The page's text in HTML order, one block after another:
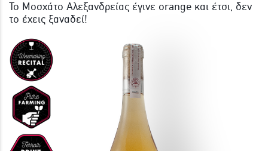
ΕΙΣΟΔΟΣ
ΕΙΣΟΔΟΣ ΜΕ FACEBOOK
ΕΚΠΛΗΚΤΙΚΑ ΚΡΑΣΙΑ ΑΠΟ ΟΛΟ ΤΟΝ ΚΟΣΜΟ ΣΤΗΝ ΠΟΡΤΑ ΣΟΥ ΣΕ
ΜΟΝΑΔΙΚΕΣ ΠΡΟΣΦΟΡΕΣ!
Το Μοσχάτο Αλεξανδρείας έγινε orange και έτσι, δεν
το έχεις ξαναδεί!